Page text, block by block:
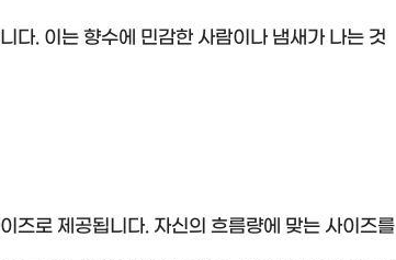
다. 이는 향수에 민감한 사람이나 냄새가 나는 것
즈로 제공됩니다. 자신의 흐름량에 맞는 사이즈를